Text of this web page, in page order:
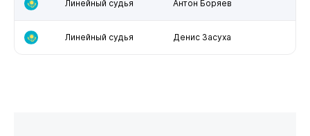
Линейный судья Антон Боряев
Линейный судья Денис Засуха